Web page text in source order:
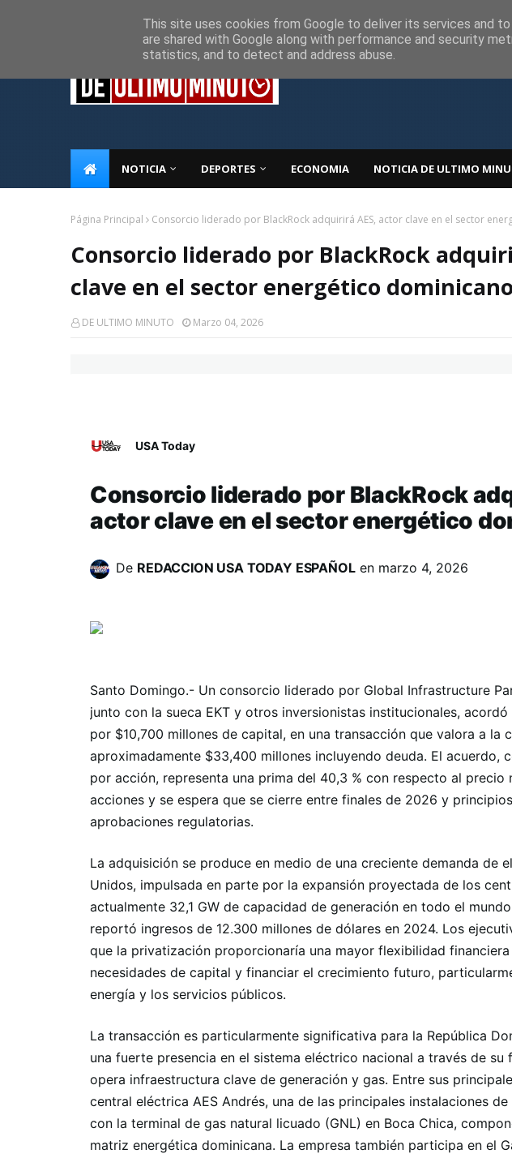
NOTICIA DEPORTES ECONOMIA NOTICIA DE ULTIMO
Página Principal Consorcio liderado por BlackRock adquirirá AES, actor clave en el sector
Consorcio liderado por BlackRock
clave en el sector energético dominicano
DE ULTIMO MINUTO Marzo 04, 2026
USA Today
Consorcio liderado por BlackRock
actor clave en el sector energético
De REDACCION USA TODAY ESPAÑOLen marzo 4, 2026
Santo Domingo.- Un consorcio liderado por Global Infrastructure
junto con la sueca EKT y otros inversionistas institucionales,
por $10,700 millones de capital, en una transacción que valora a la
aproximadamente $33,400 millones incluyendo deuda. El acuerdo,
por acción, representa una prima del 40,3 % con respecto al precio
acciones y se espera que se cierre entre finales de 2026 y
aprobaciones regulatorias.
La adquisición se produce en medio de una creciente demanda de
Unidos, impulsada en parte por la expansión proyectada de los
actualmente 32,1 GW de capacidad de generación en todo el
reportó ingresos de 12.300 millones de dólares en 2024. Los
que la privatización proporcionaría una mayor flexibilidad
necesidades de capital y financiar el crecimiento futuro,
energía y los servicios públicos.
La transacción es particularmente significativa para la República
una fuerte presencia en el sistema eléctrico nacional a través de su
opera infraestructura clave de generación y gas. Entre sus
central eléctrica AES Andrés, una de las principales instalaciones
con la terminal de gas natural licuado (GNL) en Boca Chica,
matriz energética dominicana. La empresa también participa en el
This site uses cookies from Google to deliver its services and
are shared with Google along with performance and security
statistics, and to detect and address abuse.